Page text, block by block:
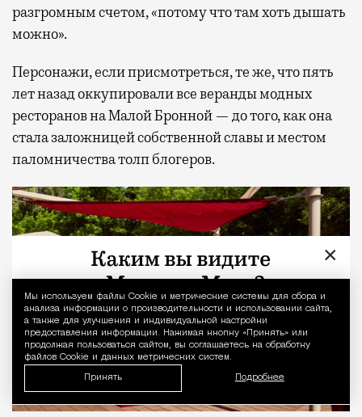
Уведомление
Мы используем файлы Сookie и метрические системы для сбора и
анализа информации о производительности и использовании сайта,
а также для улучшения и индивидуальной настройки
предоставления информации. Нажимая кнопку «Принять» или
продолжая пользоваться сайтом, вы соглашаетесь на обработку
файлов Cookie и данных метрических систем.
Принять Подробнее
разгромным счетом, «потому что там хоть дышать
можно».
Персонажи, если присмотреться, те же, что пять
лет назад оккупировали все веранды модных
ресторанов на Малой Бронной — до того, как она
стала заложницей собственной славы и местом
паломничества толп блогеров.
×